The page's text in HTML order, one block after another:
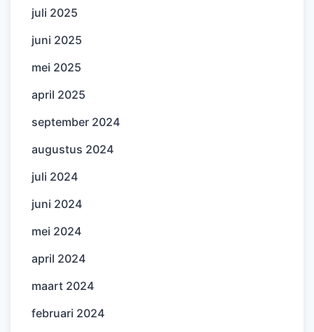
juli 2025
juni 2025
mei 2025
april 2025
september 2024
augustus 2024
juli 2024
juni 2024
mei 2024
april 2024
maart 2024
februari 2024